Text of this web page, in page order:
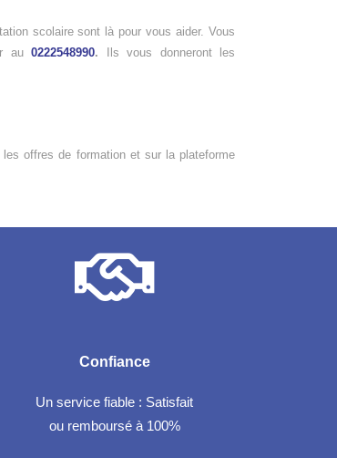
scolaire sont là pour vous aider. Vous
au0222548990. Ils vous donneront les
offres de formation et sur la plateforme
Confiance
Un service fiable : Satisfait
ou remboursé à 100%